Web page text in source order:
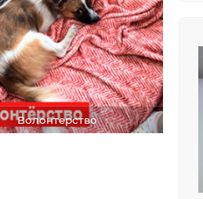
Волонтерство